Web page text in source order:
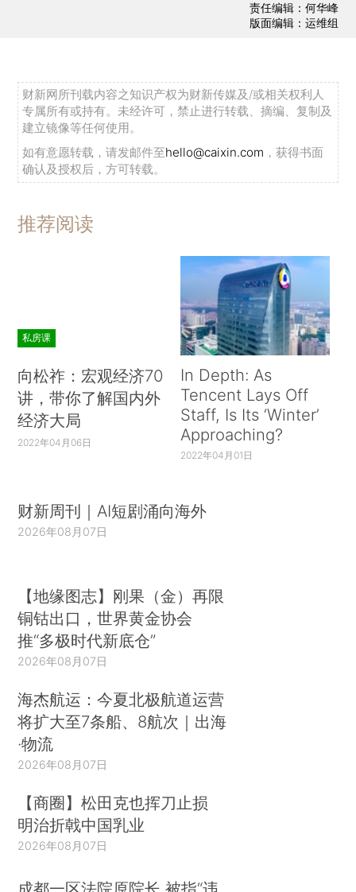
责任编辑：何华峰
版面编辑：运维组
财新网所刊载内容之知识产权为财新传媒及/或相关权利人
专属所有或持有。未经许可，禁止进行转载、摘编、复制及
建立镜像等任何使用。
如有意愿转载，请发邮件至hello@caixin.com ，获得书面
确认及授权后，方可转载。
推荐阅读
私房课
向松祚：宏观经济70
讲，带你了解国内外
经济大局
2022年04月06日
In Depth: As
Tencent Lays Off
Staff, Is Its ‘Winter’
Approaching?
2022年04月01日
财新周刊｜AI短剧涌向海外
2026年08月07日
【地缘图志】刚果（金）再限
铜钴出口，世界黄金协会
推“多极时代新底仓”
2026年08月07日
海杰航运：今夏北极航道运营
将扩大至7条船、8航次｜出海
·物流
2026年08月07日
【商圈】松田克也挥刀止损
明治折戟中国乳业
2026年08月07日